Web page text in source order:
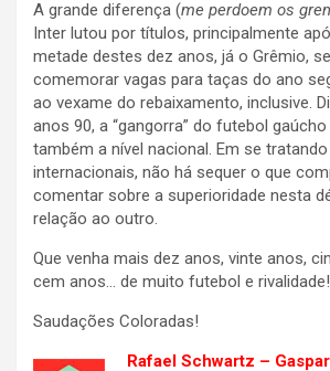
A grande diferença (me perdoem os
Inter lutou por títulos, principalmente
metade destes dez anos, já o Grêmio,
comemorar vagas para taças do ano
ao vexame do rebaixamento, inclusive.
anos 90, a “gangorra” do futebol
também a nível nacional. Em se
internacionais, não há sequer o que
comentar sobre a superioridade nesta
relação ao outro.
Que venha mais dez anos, vinte anos,
cem anos… de muito futebol e rivalidade!
Saudações Coloradas!
Rafael Schwartz –